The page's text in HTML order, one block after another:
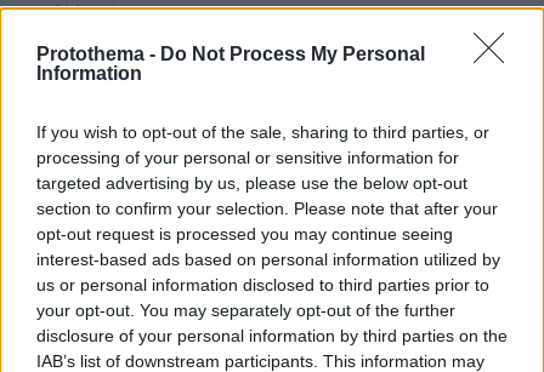
Protothema - Do Not Process My Personal
Information
If you wish to opt-out of the sale, sharing to third parties, or
processing of your personal or sensitive information for
targeted advertising by us, please use the below opt-out
section to confirm your selection. Please note that after your
opt-out request is processed you may continue seeing
interest-based ads based on personal information utilized by
us or personal information disclosed to third parties prior to
your opt-out. You may separately opt-out of the further
disclosure of your personal information by third parties on the
IAB’s list of downstream participants. This information may
Τι θα συμβεί αν πίνουμε ένα σφηνάκι ελαιόλαδο κάθε
μέρα – Απαντά η Λίνσει που το δοκίμασε για 2
εβδομάδες
πριν 26 λεπτά
Η Ισπανία σχεδιάζει τις ταφές και προσπαθεί να
ταυτοποιήσει τις σορούς από την εισβολή μεταναστών
στη Θέουτα
πριν 30 λεπτά
Βαγιαννίδης: Το δίδυμο που επιστρέφει για να αλλάξει
τα δεδομένα
πριν 38 λεπτά
ΔΕΙΤΕ ΟΛΕΣ ΤΙΣ ΕΙΔΗΣΕΙΣ